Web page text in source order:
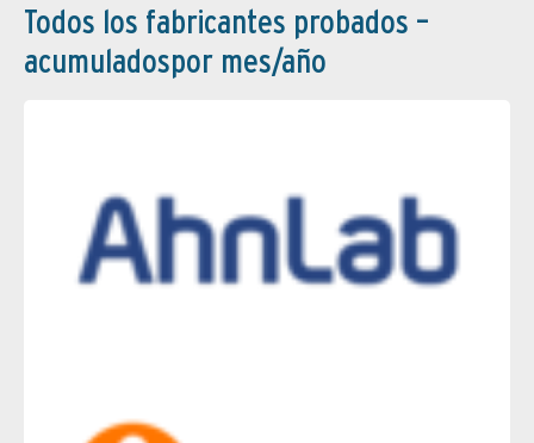
Todos los fabricantes probados –
acumuladospor mes/año